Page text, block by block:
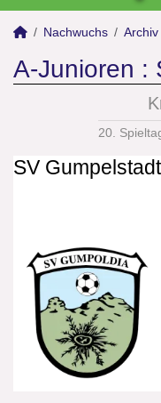
Nachwuchs Archiv
A-Junioren :
20.
SV Gumpelstadt